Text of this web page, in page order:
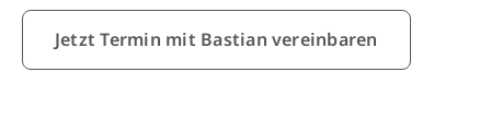
Jetzt Termin mit Bastian vereinbaren